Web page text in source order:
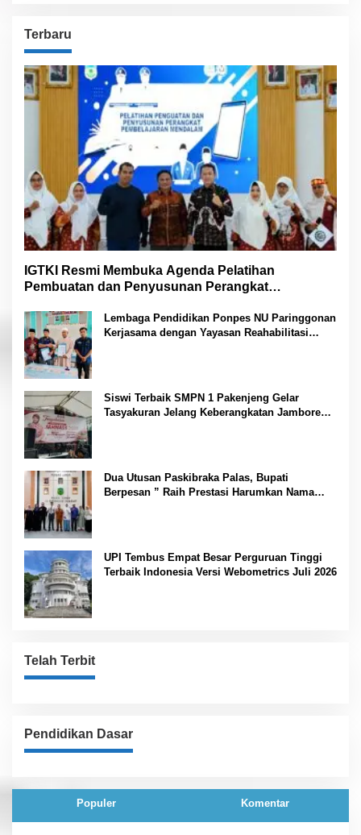
Terbaru
IGTKI Resmi Membuka Agenda Pelatihan
Pembuatan dan Penyusunan Perangkat
Lembaga Pendidikan Ponpes NU Paringgonan
Kerjasama dengan Yayasan Reahabilitasi
Siswi Terbaik SMPN 1 Pakenjeng Gelar
Tasyakuran Jelang Keberangkatan Jambore
Dua Utusan Paskibraka Palas, Bupati
Berpesan ” Raih Prestasi Harumkan Nama
UPI Tembus Empat Besar Perguruan Tinggi
Terbaik Indonesia Versi Webometrics Juli 2026
Telah Terbit
Pendidikan Dasar
Populer Komentar